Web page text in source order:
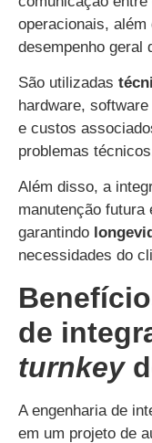
operacionais,
desempenho geral
São utilizadas
hardware,
e custos
problemas
Além disso, a
manutenção
garantindo
necessidades do
de
turnkey
A engenharia de
em um projeto de